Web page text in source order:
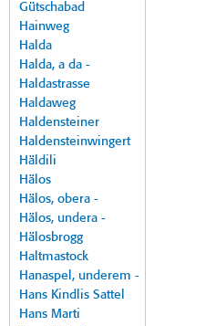
Gütschabad
Hainweg
Halda
Halda, a da -
Haldastrasse
Haldaweg
Haldensteiner
Haldensteinwingert
Häldili
Hälos
Hälos, obera -
Hälos, undera -
Hälosbrogg
Haltmastock
Hanaspel, underem -
Hans Kindlis Sattel
Hans Marti